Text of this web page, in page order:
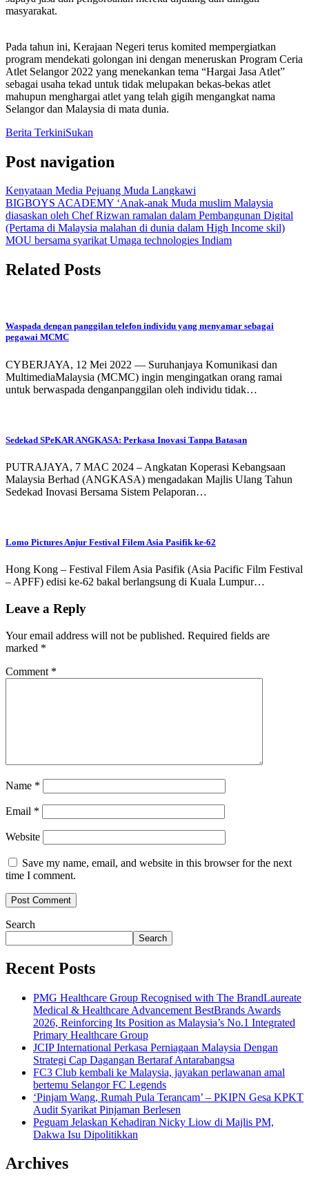
masyarakat.
Pada tahun ini, Kerajaan Negeri terus komited mempergiatkan
program mendekati golongan ini dengan meneruskan Program Ceria
Atlet Selangor 2022 yang menekankan tema “Hargai Jasa Atlet”
sebagai usaha tekad untuk tidak melupakan bekas-bekas atlet
mahupun menghargai atlet yang telah gigih mengangkat nama
Selangor dan Malaysia di mata dunia.
Berita TerkiniSukan
Post navigation
Kenyataan Media Pejuang Muda Langkawi
BIGBOYS ACADEMY ‘Anak-anak Muda muslim Malaysia
diasaskan oleh Chef Rizwan ramalan dalam Pembangunan Digital
(Pertama di Malaysia malahan di dunia dalam High Income skil)
MOU bersama syarikat Umaga technologies Indiam
Related Posts
Waspada dengan panggilan telefon individu yang menyamar sebagai
pegawai MCMC
CYBERJAYA, 12 Mei 2022 — Suruhanjaya Komunikasi dan
MultimediaMalaysia (MCMC) ingin mengingatkan orang ramai
untuk berwaspada denganpanggilan oleh individu tidak…
Sedekad SPeKAR ANGKASA: Perkasa Inovasi Tanpa Batasan
PUTRAJAYA, 7 MAC 2024 – Angkatan Koperasi Kebangsaan
Malaysia Berhad (ANGKASA) mengadakan Majlis Ulang Tahun
Sedekad Inovasi Bersama Sistem Pelaporan…
Lomo Pictures Anjur Festival Filem Asia Pasifik ke-62
Hong Kong – Festival Filem Asia Pasifik (Asia Pacific Film Festival
– APFF) edisi ke-62 bakal berlangsung di Kuala Lumpur…
Leave a Reply
Your email address will not be published. Required fields are
marked *
Comment *
Name *
Email *
Website
Save my name, email, and website in this browser for the next
time I comment.
Search
Search
Recent Posts
PMG Healthcare Group Recognised with The BrandLaureate
Medical & Healthcare Advancement BestBrands Awards
2026, Reinforcing Its Position as Malaysia’s No.1 Integrated
Primary Healthcare Group
JCIP International Perkasa Perniagaan Malaysia Dengan
Strategi Cap Dagangan Bertaraf Antarabangsa
FC3 Club kembali ke Malaysia, jayakan perlawanan amal
bertemu Selangor FC Legends
‘Pinjam Wang, Rumah Pula Terancam’ – PKIPN Gesa KPKT
Audit Syarikat Pinjaman Berlesen
Peguam Jelaskan Kehadiran Nicky Liow di Majlis PM,
Dakwa Isu Dipolitikkan
Archives